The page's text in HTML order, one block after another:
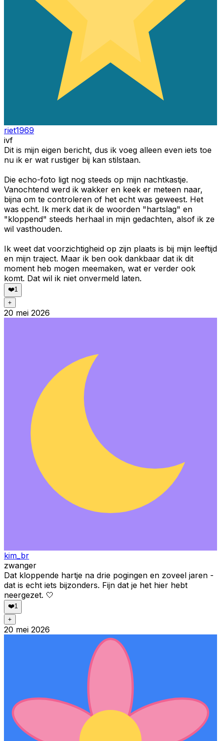
riet1969
ivf
Dit is mijn eigen bericht, dus ik voeg alleen even iets toe
nu ik er wat rustiger bij kan stilstaan.
Die echo-foto ligt nog steeds op mijn nachtkastje.
Vanochtend werd ik wakker en keek er meteen naar,
bijna om te controleren of het echt was geweest. Het
was echt. Ik merk dat ik de woorden "hartslag" en
"kloppend" steeds herhaal in mijn gedachten, alsof ik ze
wil vasthouden.
Ik weet dat voorzichtigheid op zijn plaats is bij mijn leeftijd
en mijn traject. Maar ik ben ook dankbaar dat ik dit
moment heb mogen meemaken, wat er verder ook
komt. Dat wil ik niet onvermeld laten.
❤️1
+
20 mei 2026
kim_br
zwanger
Dat kloppende hartje na drie pogingen en zoveel jaren -
dat is echt iets bijzonders. Fijn dat je het hier hebt
neergezet. 🤍
❤️1
+
20 mei 2026